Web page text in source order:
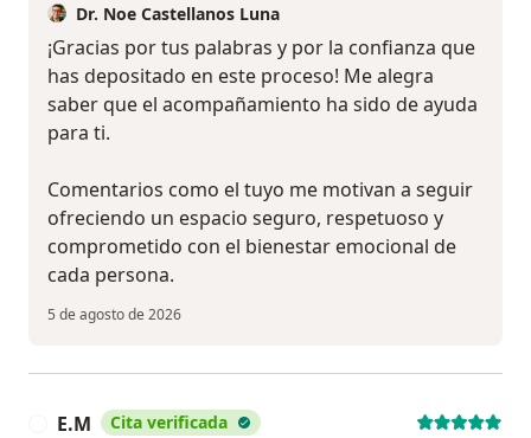
Dr. Noe Castellanos Luna
¡Gracias por tus palabras y por la confianza que
has depositado en este proceso! Me alegra
saber que el acompañamiento ha sido de ayuda
para ti.
Comentarios como el tuyo me motivan a seguir
ofreciendo un espacio seguro, respetuoso y
comprometido con el bienestar emocional de
cada persona.
5 de agosto de 2026
E.M Cita verificada